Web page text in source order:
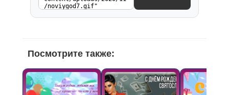
Посмотрите также: